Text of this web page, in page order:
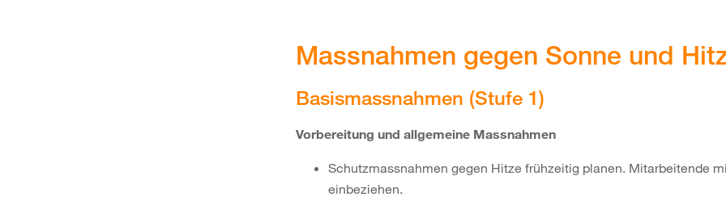
Massnahmen gegen Sonne und
Basismassnahmen (Stufe 1)
Vorbereitung und allgemeine Massnahmen
Schutzmassnahmen gegen Hitze frühzeitig planen. Mitarbeitende
einbeziehen.